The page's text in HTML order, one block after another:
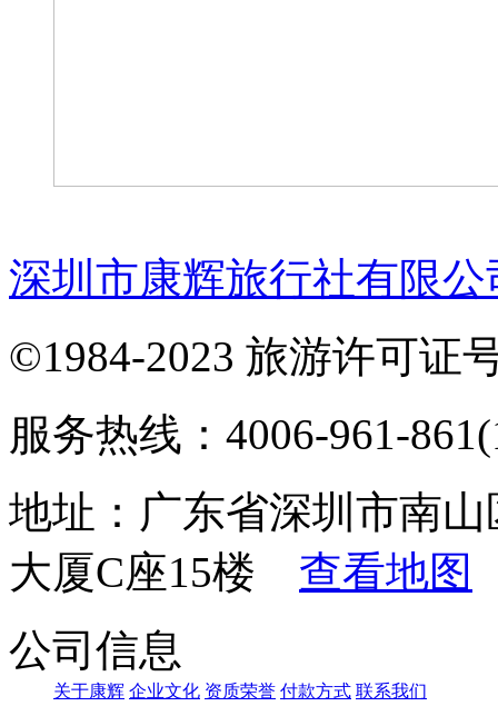
深圳市康辉旅行社有限
©1984-2023 旅游许可证
服务热线：4006-961-
地址：广东省深圳市南
大厦C座15楼 查看地图
公司信息
关于康辉 企业文化 资质荣誉 付款方式 联系我们